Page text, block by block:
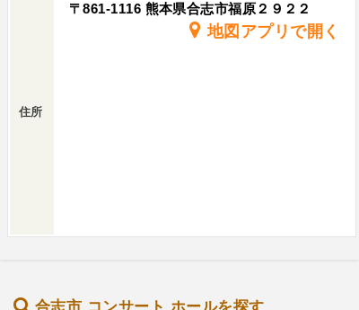
住所
〒861-1116 熊本県合志市福原２９２２
地図アプリで開く